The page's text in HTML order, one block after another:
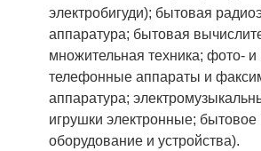
электробигуди); бытовая
аппаратура; бытовая
множительная техника; фото- и
телефонные аппараты и
аппаратура;
игрушки электронные; бытовое
оборудование и устройства).